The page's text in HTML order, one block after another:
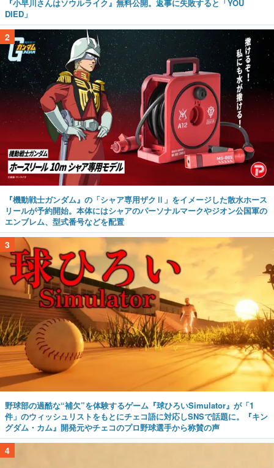
『小早川さんはソウルライク』無料公開。返事に失敗すると「YOU
DIED」
2
『機動戦士ガンダム』の「シャア専用ザクⅡ」をイメージした散水ホース
リールが予約開始。本体にはシャアのパーソナルマークやジオン公国軍の
エンブレム、型式番号などを配置
3
野球部の過酷な“補欠”を体験するゲーム『球ひろいSimulator』が「1
件」のウィッシュリストをもとにチェコ語に対応しSNSで話題に。『キン
グダム・カム』開発元やチェコのプロ野球選手から称賛の声
4